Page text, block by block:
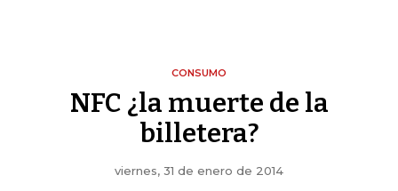
CONSUMO
NFC ¿la muerte de la
billetera?
viernes, 31 de enero de 2014